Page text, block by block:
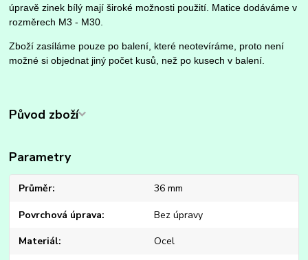
úpravě zinek bílý mají široké možnosti použití. Matice dodáváme v
rozměrech M3 - M30.
Zboží zasíláme pouze po balení, které neotevíráme, proto není
možné si objednat jiný počet kusů, než po kusech v balení.
Původ zboží
Parametry
Průměr 36 mm
Povrchová úprava Bez úpravy
Materiál Ocel